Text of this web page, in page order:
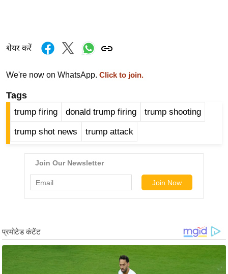
ज
ज
त
बॉ
ली
फि
ल्म
शेयर करें
We're now on WhatsApp. Click to join.
Tags
trump firing donald trump firing trump shooting
trump shot news trump attack